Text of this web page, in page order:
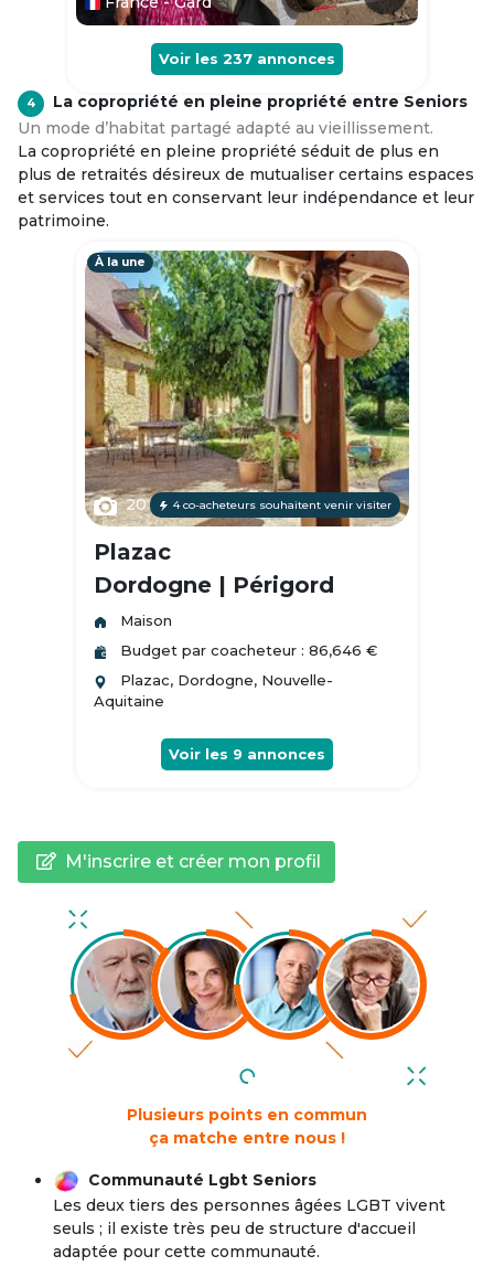
Voir les 237 annonces
4
La copropriété en pleine propriété entre Seniors
Un mode d’habitat partagé adapté au vieillissement.
La copropriété en pleine propriété séduit de plus en
plus de retraités désireux de mutualiser certains espaces
et services tout en conservant leur indépendance et leur
patrimoine.
À la une
20 4 co-acheteurs souhaitent venir visiter
Plazac
Dordogne | Périgord
Maison
Budget par coacheteur : 86,646 €
Plazac, Dordogne, Nouvelle-
Aquitaine
Voir les 9 annonces
M'inscrire et créer mon profil
Plusieurs points en commun
ça matche entre nous !
Communauté Lgbt Seniors
Les deux tiers des personnes âgées LGBT vivent
seuls ; il existe très peu de structure d'accueil
adaptée pour cette communauté.